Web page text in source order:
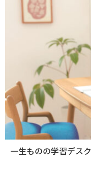
一生ものの学習デスク